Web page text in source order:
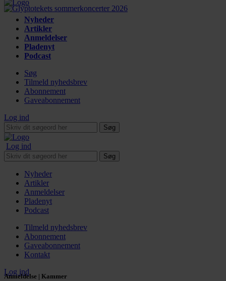
Nyheder
Artikler
Anmeldelser
Pladenyt
Podcast
Søg
Tilmeld nyhedsbrev
Abonnement
Gaveabonnement
Log ind
Søg
Log ind
Søg
Nyheder
Artikler
Anmeldelser
Pladenyt
Podcast
Tilmeld nyhedsbrev
Abonnement
Gaveabonnement
Kontakt
Log ind
Anmeldelse | Kammer